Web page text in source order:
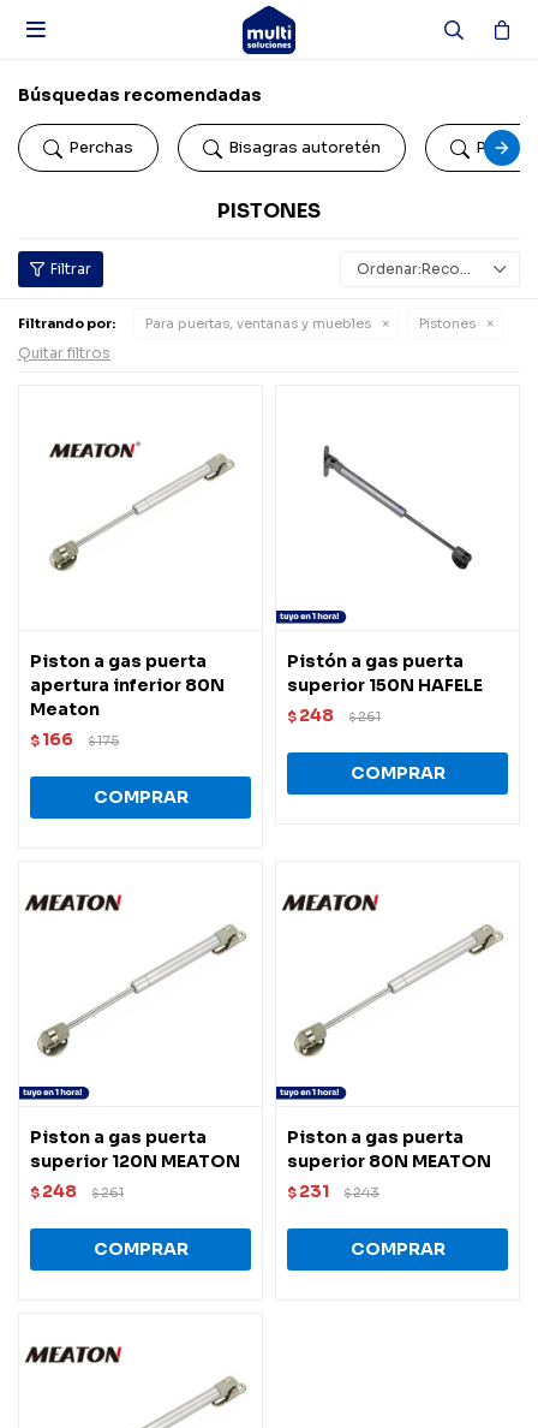

Búsquedas recomendadas
Perchas Bisagras autoretén
PISTONES
Recomendados
Filtrando por: Para puertas, ventanas y muebles Pistones
Quitar filtros
Piston a gas puerta
apertura inferior 80N
Meaton
$ 166 $175
Pistón a gas puerta
superior 150N HAFELE
$ 248 $261
Piston a gas puerta
superior 120N MEATON
$ 248 $261
Piston a gas puerta
superior 80N MEATON
$ 231 $243